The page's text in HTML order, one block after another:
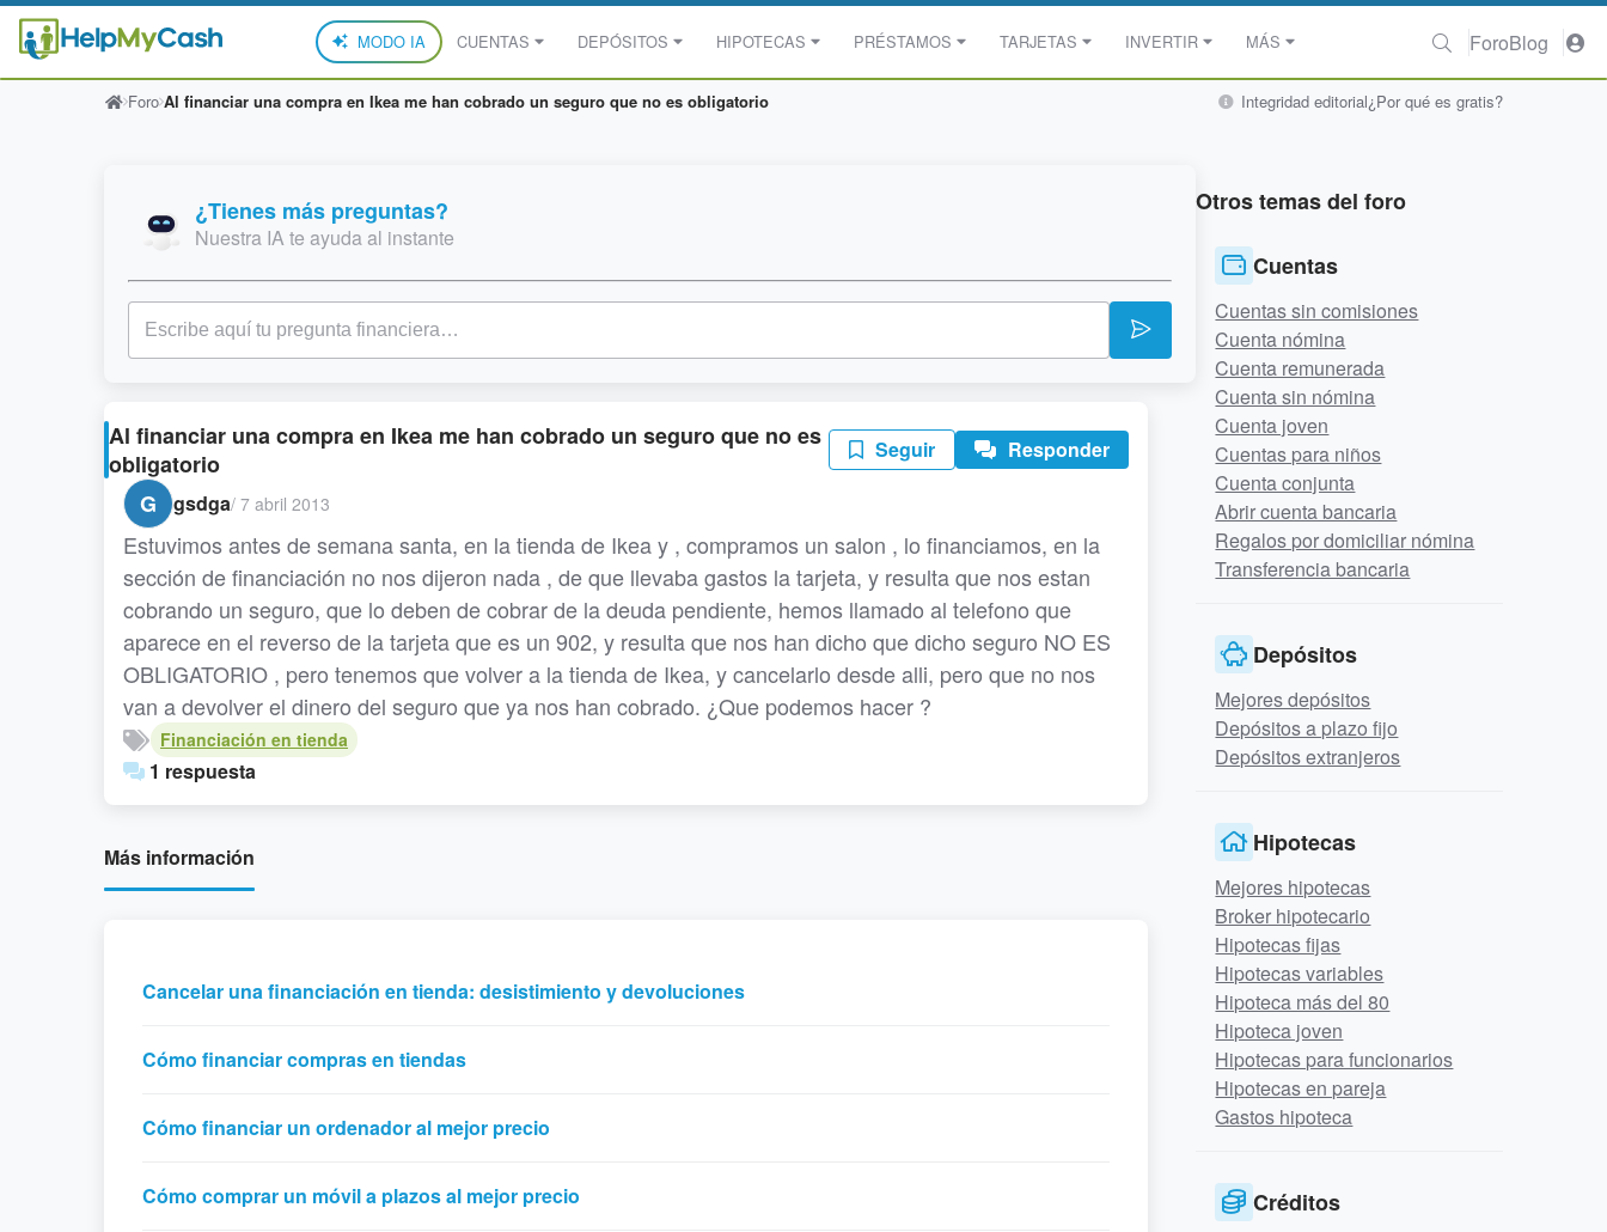
MODO IA CUENTAS DEPÓSITOS HIPOTECAS PRÉSTAMOS TARJETAS INVERTIR MÁS ForoBlog
Integridad editorial¿Por qué es gratis?
Foro Al financiar una compra en Ikea me han cobrado un seguro que no es obligatorio
¿Tienes más preguntas?
Nuestra IA te ayuda al instante
Al financiar una compra en Ikea me han cobrado un seguro que no es
obligatorio
Seguir Responder
G gsdga/ 7 abril 2013
Estuvimos antes de semana santa, en la tienda de Ikea y , compramos un salon , lo financiamos, en la
sección de financiación no nos dijeron nada , de que llevaba gastos la tarjeta, y resulta que nos estan
cobrando un seguro, que lo deben de cobrar de la deuda pendiente, hemos llamado al telefono que
aparece en el reverso de la tarjeta que es un 902, y resulta que nos han dicho que dicho seguro NO ES
OBLIGATORIO , pero tenemos que volver a la tienda de Ikea, y cancelarlo desde alli, pero que no nos
van a devolver el dinero del seguro que ya nos han cobrado. ¿Que podemos hacer ?
Financiación en tienda
1 respuesta
Más información
Cancelar una financiación en tienda: desistimiento y devoluciones
Cómo financiar compras en tiendas
Cómo financiar un ordenador al mejor precio
Cómo comprar un móvil a plazos al mejor precio
Otros temas del foro
Cuentas
Cuentas sin comisiones
Cuenta nómina
Cuenta remunerada
Cuenta sin nómina
Cuenta joven
Cuentas para niños
Cuenta conjunta
Abrir cuenta bancaria
Regalos por domiciliar nómina
Transferencia bancaria
Depósitos
Mejores depósitos
Depósitos a plazo fijo
Depósitos extranjeros
Hipotecas
Mejores hipotecas
Broker hipotecario
Hipotecas fijas
Hipotecas variables
Hipoteca más del 80
Hipoteca joven
Hipotecas para funcionarios
Hipotecas en pareja
Gastos hipoteca
Créditos